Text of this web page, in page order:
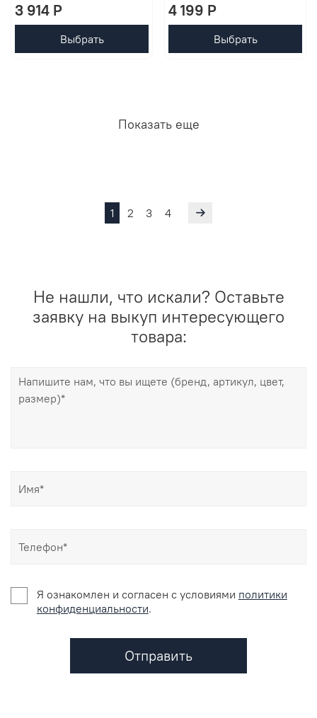
3 914 P
Выбрать
4 199 P
Выбрать
Показать еще
1 2 3 4
Не нашли, что искали? Оставьте
заявку на выкуп интересующего
товара:
Я ознакомлен и согласен c условиями политики
конфиденциальности.
Отправить